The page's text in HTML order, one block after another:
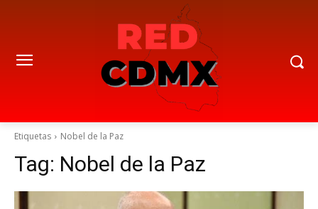
Etiquetas Nobel de la Paz
Tag: Nobel de la Paz